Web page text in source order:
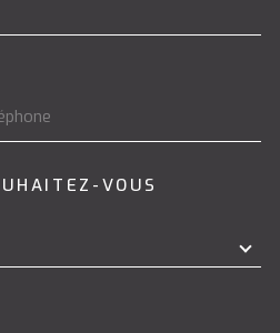
VOUS